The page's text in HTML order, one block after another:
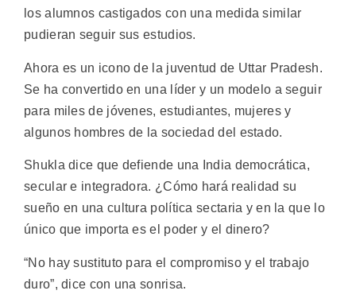
los alumnos castigados con una medida similar
pudieran seguir sus estudios.
Ahora es un icono de la juventud de Uttar Pradesh.
Se ha convertido en una líder y un modelo a seguir
para miles de jóvenes, estudiantes, mujeres y
algunos hombres de la sociedad del estado.
Shukla dice que defiende una India democrática,
secular e integradora. ¿Cómo hará realidad su
sueño en una cultura política sectaria y en la que lo
único que importa es el poder y el dinero?
“No hay sustituto para el compromiso y el trabajo
duro”, dice con una sonrisa.